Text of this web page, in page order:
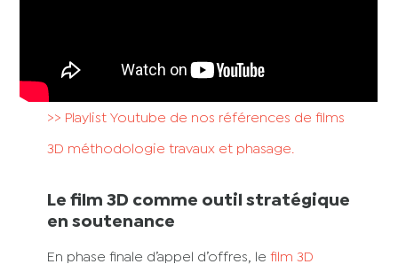
>> Playlist Youtube de nos références de films
3D méthodologie travaux et phasage.
Le film 3D comme outil stratégique
en soutenance
En phase finale d’appel d’offres, le film 3D